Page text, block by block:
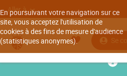
En poursuivant votre navigation sur ce
site, vous acceptez l'utilisation de
cookies à des fins de mesure d'audience
(statistiques anonymes).
Aller à
Se